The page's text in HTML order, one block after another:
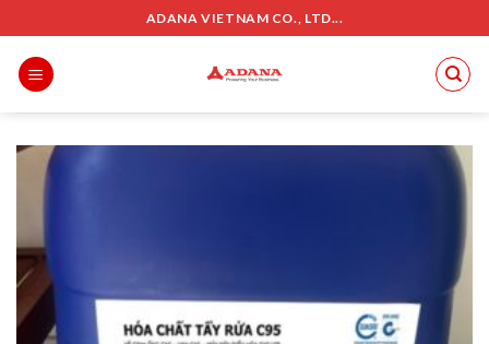
to
content
ADANA VIETNAM CO., LTD...